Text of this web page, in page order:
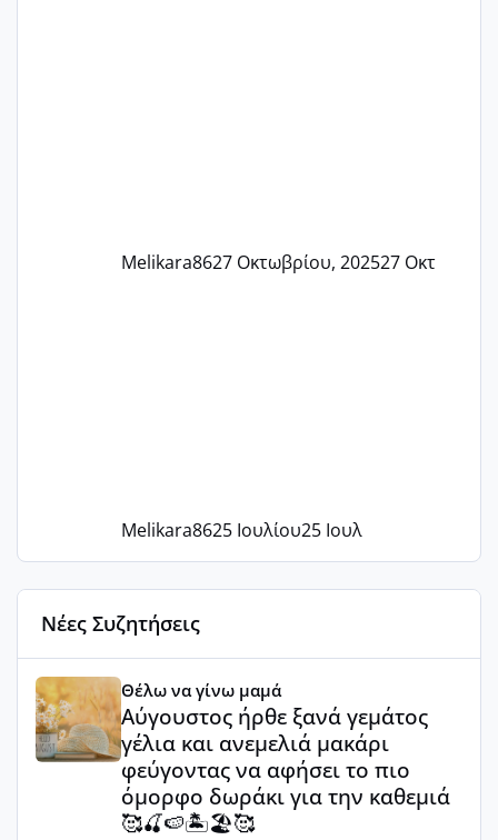
Melikara8627 Οκτωβρίου, 202527 Οκτ
Melikara8625 Ιουλίου25 Ιουλ
Νέες Συζητήσεις
Αύγουστος ήρθε ξανά γεμάτος γέλια και ανεμελιά
Θέλω να γίνω μαμά
Αύγουστος ήρθε ξανά γεμάτος
γέλια και ανεμελιά μακάρι
φεύγοντας να αφήσει το πιο
όμορφο δωράκι για την καθεμιά
🥰🍒🍉🏝️🏖️🥰